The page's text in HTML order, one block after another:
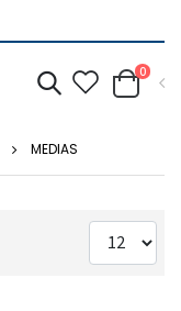
0
MEDIAS